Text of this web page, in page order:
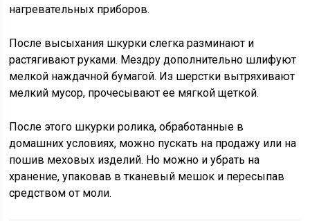
нагревательных приборов.
После высыхания шкурки слегка разминают и
растягивают руками. Мездру дополнительно шлифуют
мелкой наждачной бумагой. Из шерстки вытряхивают
мелкий мусор, прочесывают ее мягкой щеткой.
После этого шкурки ролика, обработанные в
домашних условиях, можно пускать на продажу или на
пошив меховых изделий. Но можно и убрать на
хранение, упаковав в тканевый мешок и пересыпав
средством от моли.